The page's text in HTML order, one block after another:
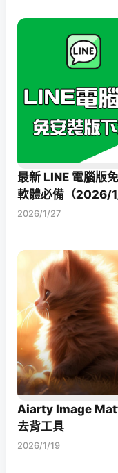
最新 LINE 電腦版
軟體必備（2026/
2026/1/27
Aiarty Image
去背工具
2026/1/19